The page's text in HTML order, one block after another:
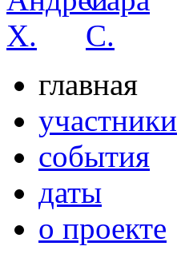
главная
участники
события
даты
о проекте